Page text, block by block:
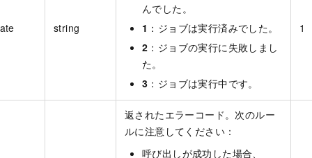
string
んでした。
1 ：ジョブは実行済みでした。
2 ：ジョブの実行に失敗しまし
た。
3 ：ジョブは実行中です。
1
返されたエラーコード。次のルー
ルに注意してください：
呼び出しが成功した場合、